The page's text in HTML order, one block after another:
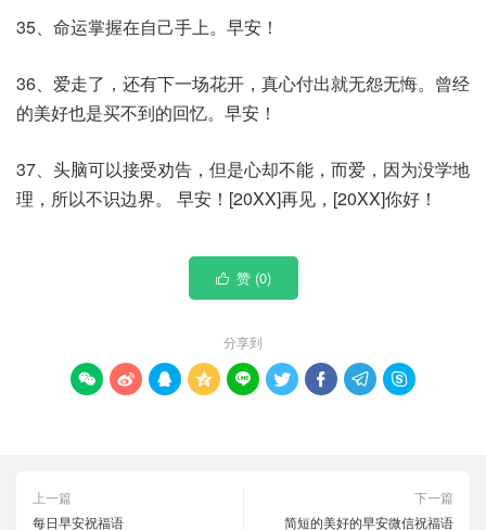
35、命运掌握在自己手上。早安！
36、爱走了，还有下一场花开，真心付出就无怨无悔。曾经
的美好也是买不到的回忆。早安！
37、头脑可以接受劝告，但是心却不能，而爱，因为没学地
理，所以不识边界。 早安！[20XX]再见，[20XX]你好！
 赞 (0)
分享到
        
上一篇
每日早安祝福语
下一篇
简短的美好的早安微信祝福语